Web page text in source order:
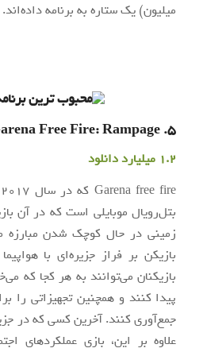
میلیون) یک ستاره به برنامه داده‌اند.
5. Garena Free Fire: Rampage
1.2 میلیارد دانلود
بتل‌رویال موبایلی است که در آن
بازیکن بر فراز جزیره‌ای با
بازیکنان می‌توانند به هر کجا که
پیدا کنند و همچنین تجهیزاتی را
جمع‌آوری کنند. آخرین کسی که در
علاوه بر این، بازی عملکردهای